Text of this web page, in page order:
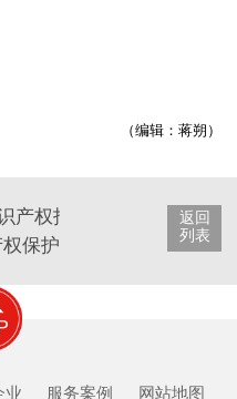
（编辑：蒋朔）
返回
列表
产权指标》
保护中心启动运行
业 服务案例 网站地图